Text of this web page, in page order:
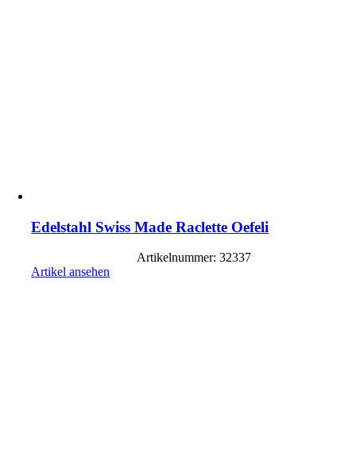
Edelstahl Swiss Made Raclette Oefeli
Artikelnummer: 32337
Artikel ansehen